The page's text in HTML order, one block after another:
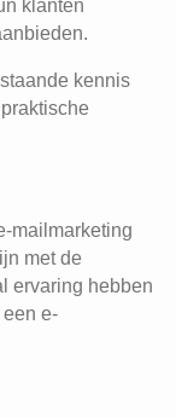
klanten
kennis
mailmarketing
met de
ervaring hebben
e-